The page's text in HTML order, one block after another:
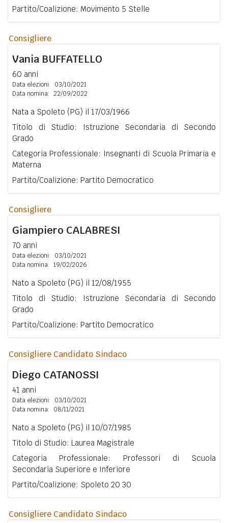
Partito/Coalizione: Movimento 5 Stelle
Consigliere
Vania BUFFATELLO
60 anni
Data elezioni:
03/10/2021
Data nomina: 22/09/2022
Nata a Spoleto (PG) il 17/03/1966
Titolo di Studio: Istruzione Secondaria di Secondo
Grado
Categoria Professionale: Insegnanti di Scuola Primaria e
Materna
Partito/Coalizione: Partito Democratico
Consigliere
Giampiero CALABRESI
70 anni
Data elezioni:
03/10/2021
Data nomina: 19/02/2026
Nato a Spoleto (PG) il 12/08/1955
Titolo di Studio: Istruzione Secondaria di Secondo
Grado
Partito/Coalizione: Partito Democratico
Consigliere Candidato Sindaco
Diego CATANOSSI
41 anni
Data elezioni:
03/10/2021
Data nomina:
08/11/2021
Nato a Spoleto (PG) il 10/07/1985
Titolo di Studio: Laurea Magistrale
Categoria Professionale: Professori di Scuola
Secondaria Superiore e Inferiore
Partito/Coalizione: Spoleto 20 30
Consigliere Candidato Sindaco